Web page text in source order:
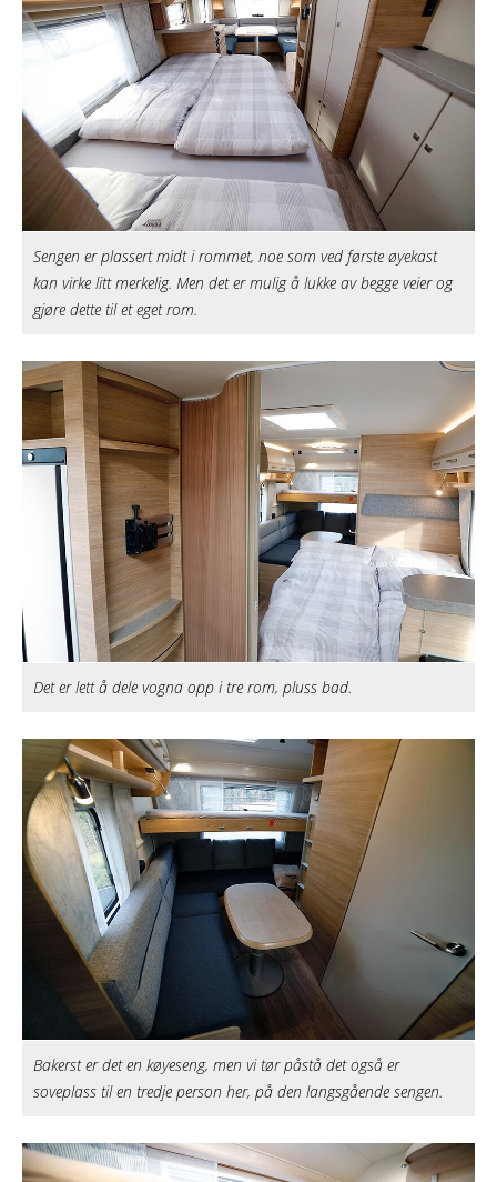
Sengen er plassert midt i rommet, noe som ved første øyekast
kan virke litt merkelig. Men det er mulig å lukke av begge veier og
gjøre dette til et eget rom.
Det er lett å dele vogna opp i tre rom, pluss bad.
Bakerst er det en køyeseng, men vi tør påstå det også er
soveplass til en tredje person her, på den langsgående sengen.